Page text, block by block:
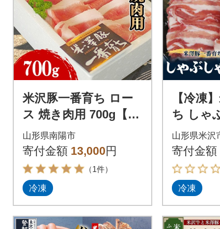
米沢豚一番育ち ロー
ス 焼き肉用 700g【S4
55】
山形県南陽市
寄付金額 13,000円
（1件）
冷凍
【冷凍
ち しゃ
800g (ロー
400g)
山形県米沢
寄付金額
冷凍